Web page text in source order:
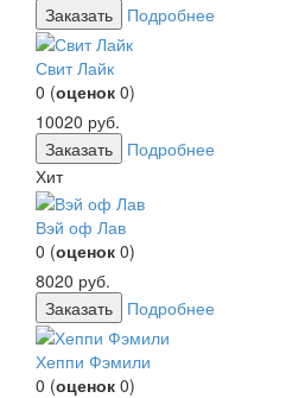
Заказать
Подробнее
Свит Лайк
0 (оценок 0)
10020 руб.
Заказать
Подробнее
Хит
Вэй оф Лав
0 (оценок 0)
8020 руб.
Заказать
Подробнее
Хеппи Фэмили
0 (оценок 0)